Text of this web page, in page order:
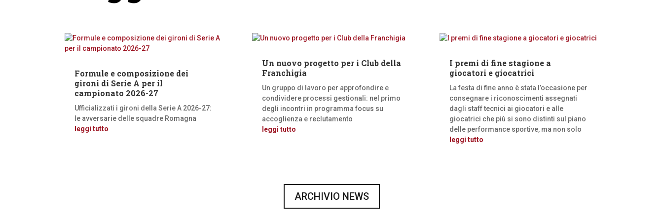
Formule e composizione dei
gironi di Serie A per il
campionato 2026-27
Ufficializzati i gironi della Serie A 2026-27:
le avversarie delle squadre Romagna
leggi tutto
Un nuovo progetto per i Club della
Franchigia
Un gruppo di lavoro per approfondire e
condividere processi gestionali: nel primo
degli incontri in programma focus su
accoglienza e reclutamento
leggi tutto
I premi di fine stagione a
giocatori e giocatrici
La festa di fine anno è stata l’occasione per
consegnare i riconoscimenti assegnati
dagli staff tecnici ai giocatori e alle
giocatrici che più si sono distinti sul piano
delle performance sportive, ma non solo
leggi tutto
ARCHIVIO NEWS